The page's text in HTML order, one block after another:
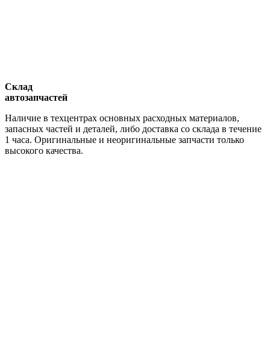
Склад
автозапчастей
Наличие в техцентрах основных расходных материалов,
запасных частей и деталей, либо доставка со склада в течение
1 часа. Оригинальные и неоригинальные запчасти только
высокого качества.